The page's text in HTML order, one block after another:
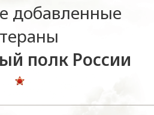
добавленные
полк России